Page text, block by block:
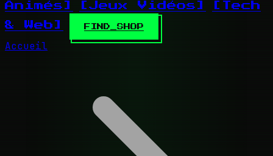
Animés]
[Jeux Vidéos]
[Tech
& Web]
FIND_SHOP
Accueil